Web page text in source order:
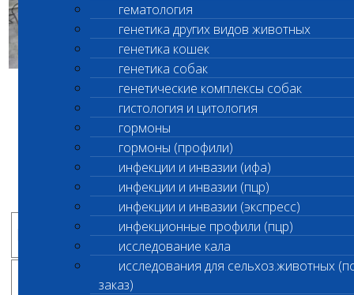
гематология
генетика других видов животных
генетика кошек
генетика собак
генетические комплексы собак
гистология и цитология
гормоны
гормоны (профили)
инфекции и инвазии (ифа)
инфекции и инвазии (пцр)
инфекции и инвазии (экспресс)
инфекционные профили (пцр)
исследование кала
исследования для сельхоз.животных
заказ)
Уважаемые клиенты!
В "Шанс Био" появились новые
генетические исследования
ИССЛЕДОВАНИЕ**